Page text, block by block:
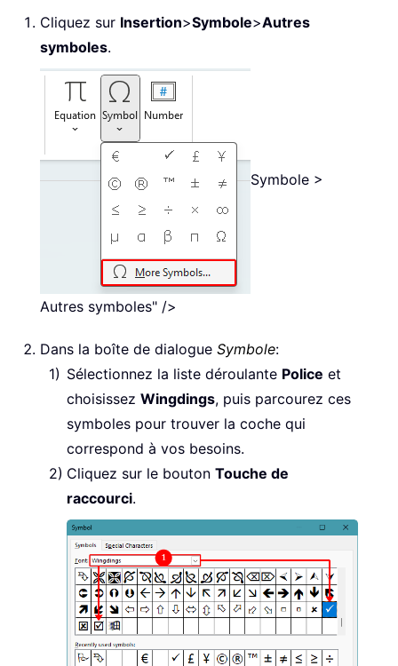
Cliquez sur Insertion>Symbole>Autres
symboles.
Symbole >
Autres symboles" />
Dans la boîte de dialogue Symbole:
Sélectionnez la liste déroulante Police et
choisissez Wingdings, puis parcourez ces
symboles pour trouver la coche qui
correspond à vos besoins.
Cliquez sur le bouton Touche de
raccourci.